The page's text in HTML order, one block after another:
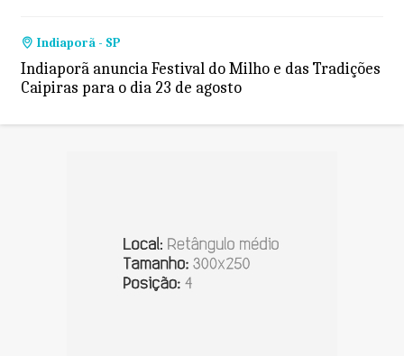
Indiaporã - SP
Indiaporã anuncia Festival do Milho e das Tradições
Caipiras para o dia 23 de agosto